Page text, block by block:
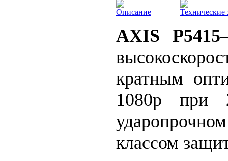
Описание Технические
AXIS
кратным
1080р при
классом